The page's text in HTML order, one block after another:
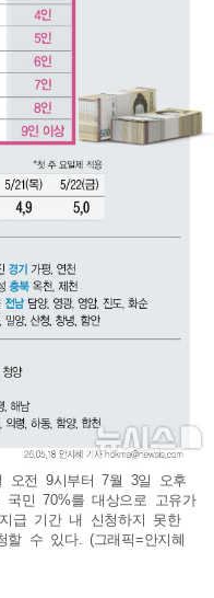
오전 9시부터 7월 3일 오후
민 70%를 대상으로 고유가
급 기간 내 신청하지 못한
할 수 있다. (그래픽=안지혜